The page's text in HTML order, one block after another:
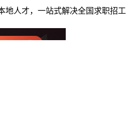
地人才，一站式解决全国求职招工